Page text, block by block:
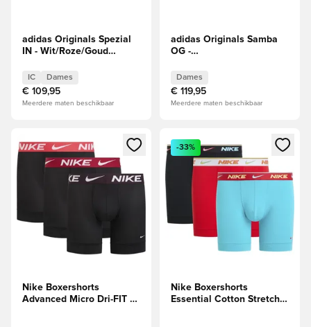
adidas Originals Spezial
IN - Wit/Roze/Goud
IC Dames
€ 109,95
Meerdere maten beschikbaar
adidas Originals Samba
OG -
kauwgom Dames
Dames
€ 119,95
Meerdere maten beschikbaar
Opent een venster om in te loggen of je aan te melden als
Nike Boxershorts
Advanced Micro Dri-FIT 3-
Opent een venster om in te
-33%
Nike Boxershorts
Essential Cotton Stretch